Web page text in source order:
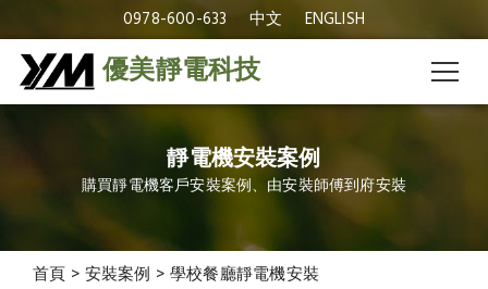
0978-600-633 中文 ENGLISH
優美靜電科技
靜電機安裝案例
購買靜電機客戶安裝案例、由安裝師傅到府安裝
首頁 > 安裝案例 > 學校餐廳靜電機安裝